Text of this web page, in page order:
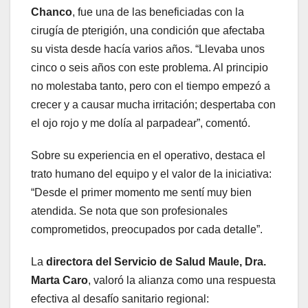
Chanco, fue una de las beneficiadas con la
cirugía de pterigión, una condición que afectaba
su vista desde hacía varios años. “Llevaba unos
cinco o seis años con este problema. Al principio
no molestaba tanto, pero con el tiempo empezó a
crecer y a causar mucha irritación; despertaba con
el ojo rojo y me dolía al parpadear”, comentó.
Sobre su experiencia en el operativo, destaca el
trato humano del equipo y el valor de la iniciativa:
“Desde el primer momento me sentí muy bien
atendida. Se nota que son profesionales
comprometidos, preocupados por cada detalle”.
La directora del Servicio de Salud Maule, Dra.
Marta Caro, valoró la alianza como una respuesta
efectiva al desafío sanitario regional: